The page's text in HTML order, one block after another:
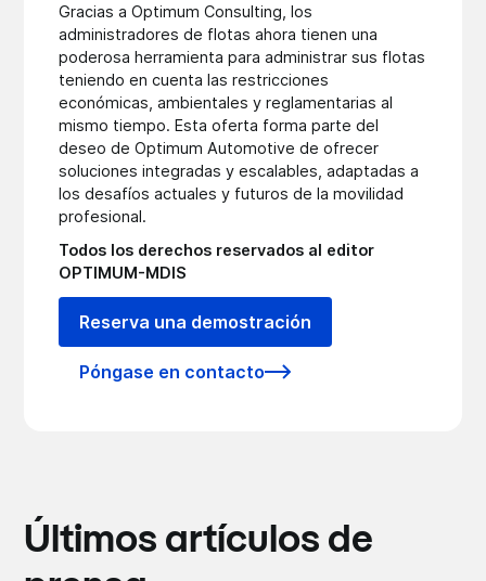
Gracias a Optimum Consulting, los
administradores de flotas ahora tienen una
poderosa herramienta para administrar sus flotas
teniendo en cuenta las restricciones
económicas, ambientales y reglamentarias al
mismo tiempo. Esta oferta forma parte del
deseo de Optimum Automotive de ofrecer
soluciones integradas y escalables, adaptadas a
los desafíos actuales y futuros de la movilidad
profesional.
Todos los derechos reservados al editor
OPTIMUM-MDIS
Reserva una demostración
Póngase en contacto
Últimos artículos de